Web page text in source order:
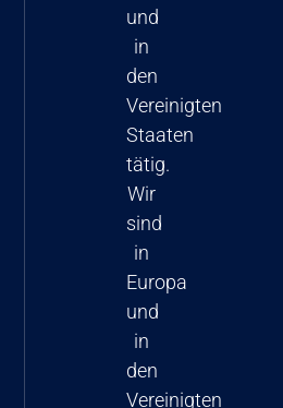
und
in
den
Vereinigten
Staaten
tätig.
Wir
sind
in
Europa
und
in
den
Vereinigten